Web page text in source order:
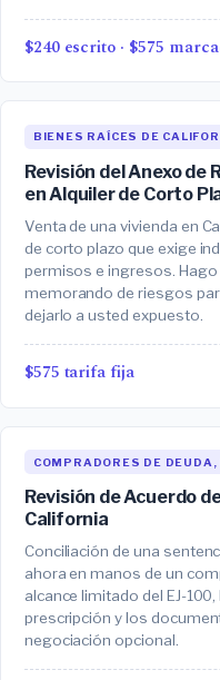
$240 escrito · $575
BIENES RAÍCES DE
Revisión del Anexo de
en Alquiler de Corto
Venta de una vivienda en
de corto plazo que exige
permisos e ingresos. Hago
memorando de riesgos
dejarlo a usted expuesto.
$575 tarifa fija
COMPRADORES DE
Revisión de Acuerdo
California
Conciliación de una
ahora en manos de un
alcance limitado del EJ-
prescripción y los
negociación opcional.